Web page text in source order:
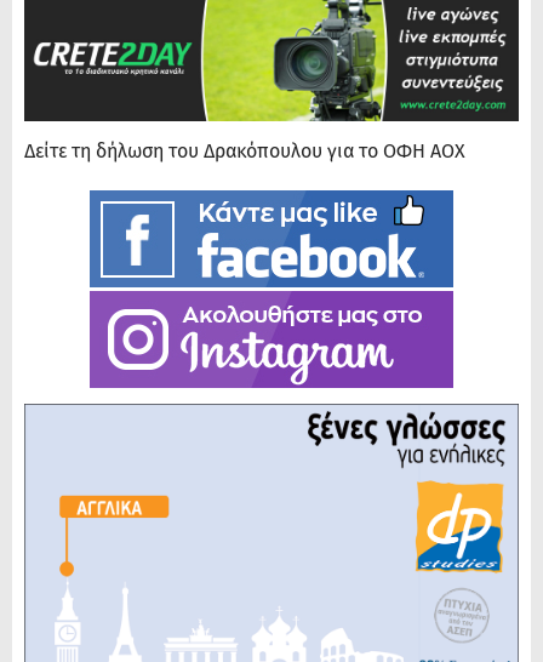
Δείτε τη δήλωση του Δρακόπουλου για το ΟΦΗ ΑΟΧ